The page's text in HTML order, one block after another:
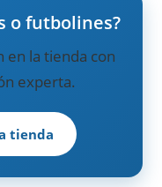
o futbolines?
en la tienda con
experta.
tienda